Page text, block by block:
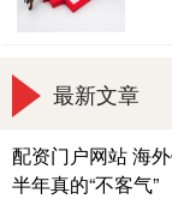
最新文章
配资门户网站 海
半年真的“不客气”